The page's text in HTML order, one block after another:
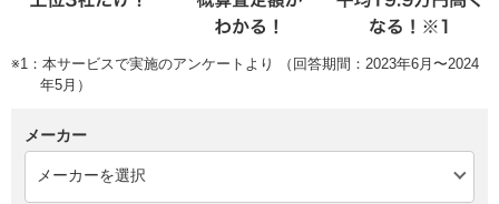
※1：本サービスで実施のアンケートより （回答期間：2023年6月〜2024
年5月）
メーカー